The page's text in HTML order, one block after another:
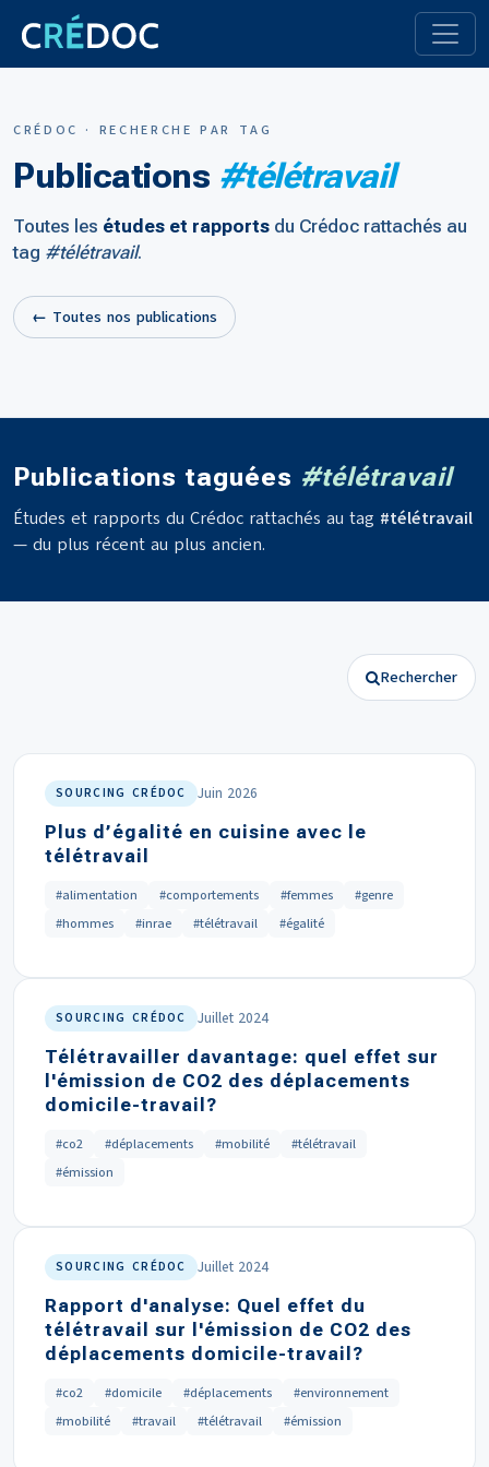
CRÉDOC · RECHERCHE PAR TAG
Publications #télétravail
Toutes les études et rapports du Crédoc rattachés au
tag #télétravail.
← Toutes nos publications
Publications taguées #télétravail
Études et rapports du Crédoc rattachés au tag #télétravail
— du plus récent au plus ancien.
Rechercher
SOURCING CRÉDOC Juin 2026
Plus d’égalité en cuisine avec le
télétravail
#alimentation #comportements #femmes
#genre
#hommes
#inrae #télétravail #égalité
SOURCING CRÉDOC Juillet 2024
Télétravailler davantage: quel effet sur
l'émission de CO2 des déplacements
domicile-travail?
#co2 #déplacements #mobilité
#télétravail
#émission
SOURCING CRÉDOC Juillet 2024
Rapport d'analyse: Quel effet du
télétravail sur l'émission de CO2 des
déplacements domicile-travail?
#co2 #domicile #déplacements
#environnement
#mobilité
#travail #télétravail #émission